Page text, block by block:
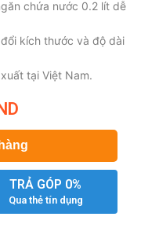
chứa nước 0.2 lít dễ
kích thước và độ dài
tại Việt Nam.
TRẢ GÓP 0%
Qua thẻ tín dụng